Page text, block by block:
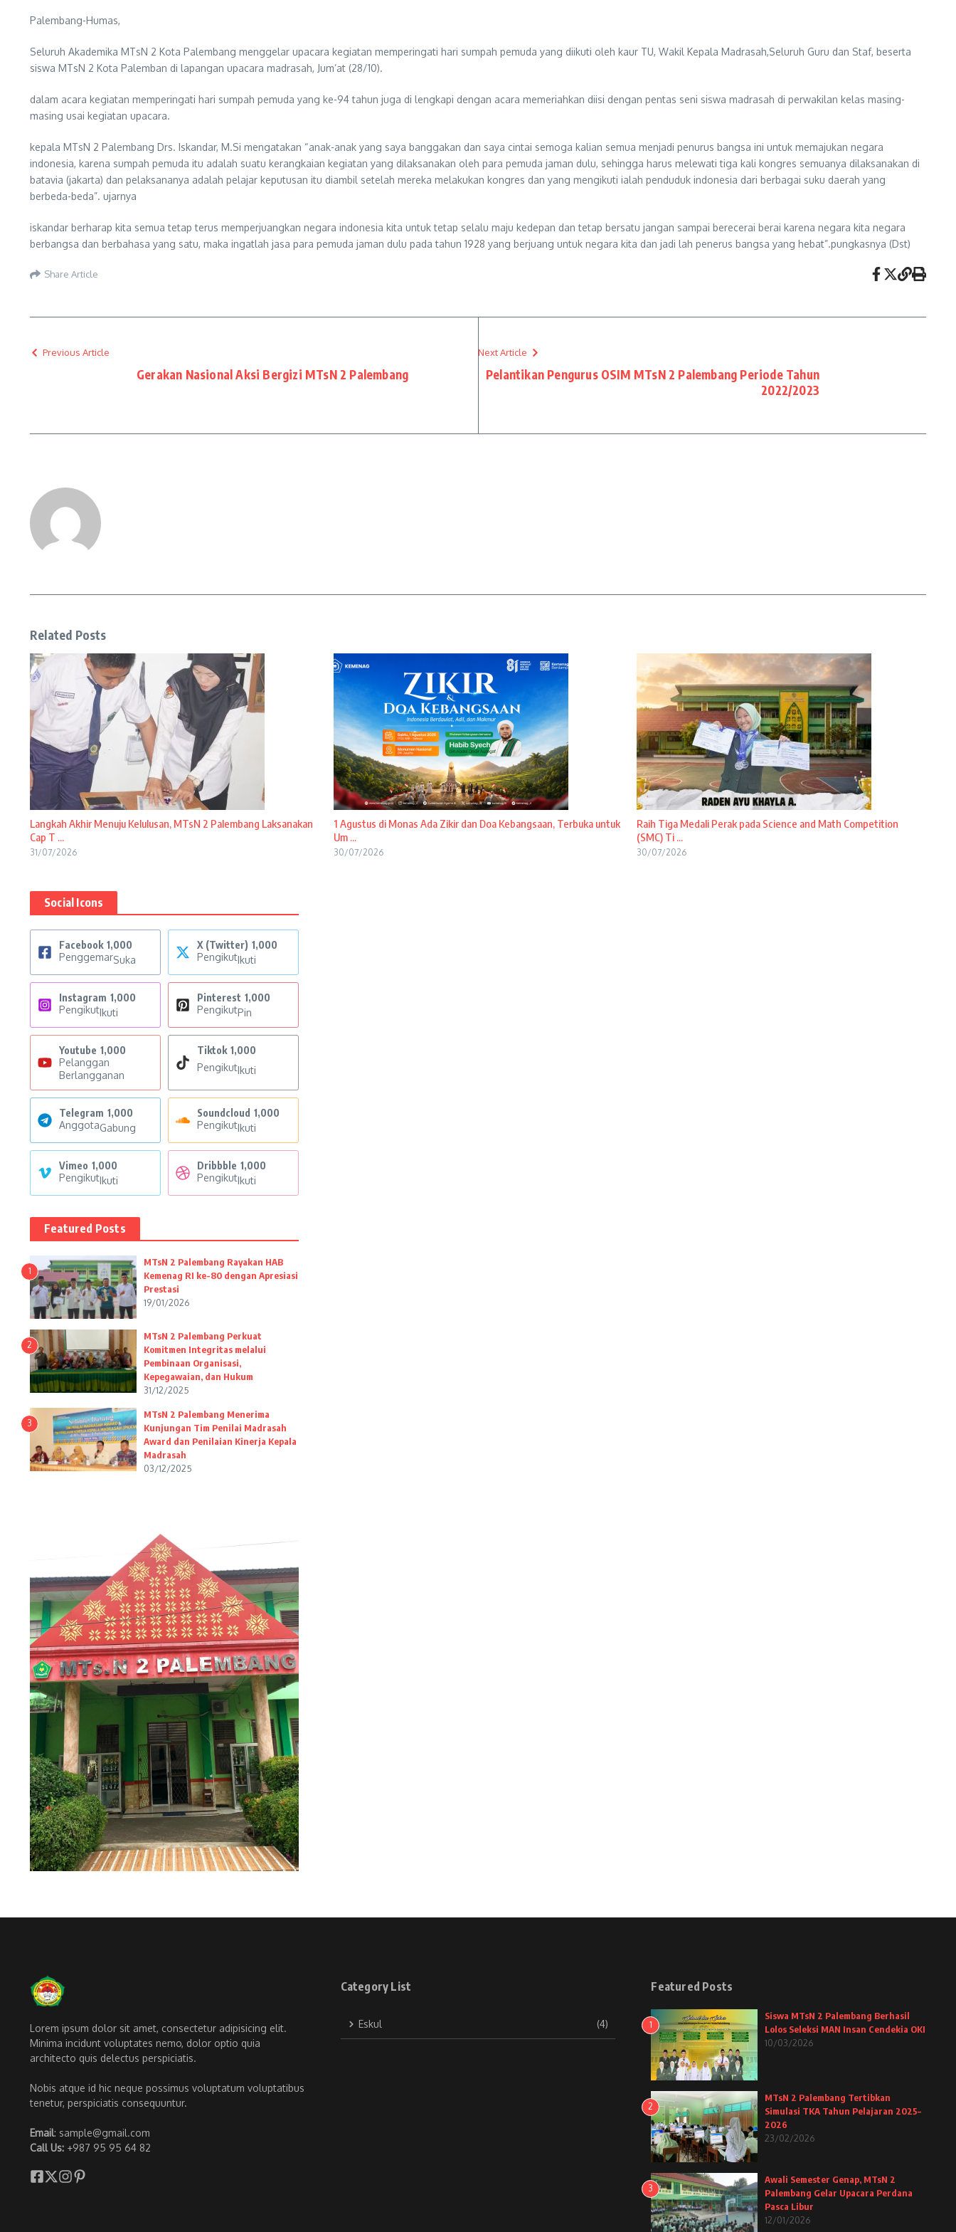
Palembang-Humas,
Seluruh Akademika MTsN 2 Kota Palembang menggelar upacara kegiatan memperingati hari sumpah pemuda yang diikuti oleh kaur TU, Wakil Kepala Madrasah,Seluruh Guru dan Staf, beserta
siswa MTsN 2 Kota Palemban di lapangan upacara madrasah, Jum’at (28/10).
dalam acara kegiatan memperingati hari sumpah pemuda yang ke-94 tahun juga di lengkapi dengan acara memeriahkan diisi dengan pentas seni siswa madrasah di perwakilan kelas masing-
masing usai kegiatan upacara.
kepala MTsN 2 Palembang Drs. Iskandar, M.Si mengatakan “anak-anak yang saya banggakan dan saya cintai semoga kalian semua menjadi penurus bangsa ini untuk memajukan negara
indonesia, karena sumpah pemuda itu adalah suatu kerangkaian kegiatan yang dilaksanakan oleh para pemuda jaman dulu, sehingga harus melewati tiga kali kongres semuanya dilaksanakan di
batavia (jakarta) dan pelaksananya adalah pelajar keputusan itu diambil setelah mereka melakukan kongres dan yang mengikuti ialah penduduk indonesia dari berbagai suku daerah yang
berbeda-beda”. ujarnya
iskandar berharap kita semua tetap terus memperjuangkan negara indonesia kita untuk tetap selalu maju kedepan dan tetap bersatu jangan sampai berecerai berai karena negara kita negara
berbangsa dan berbahasa yang satu, maka ingatlah jasa para pemuda jaman dulu pada tahun 1928 yang berjuang untuk negara kita dan jadi lah penerus bangsa yang hebat”.pungkasnya (Dst)
Share Article
Previous Article
Gerakan Nasional Aksi Bergizi MTsN 2 Palembang
Next Article
Pelantikan Pengurus OSIM MTsN 2 Palembang Periode Tahun
2022/2023
Related Posts
Langkah Akhir Menuju Kelulusan, MTsN 2 Palembang Laksanakan
Cap T ...
31/07/2026
1 Agustus di Monas Ada Zikir dan Doa Kebangsaan, Terbuka untuk
Um ...
30/07/2026
Raih Tiga Medali Perak pada Science and Math Competition
(SMC) Ti ...
30/07/2026
Social Icons
Facebook 1,000
PenggemarSuka
X (Twitter) 1,000
PengikutIkuti
Instagram 1,000
PengikutIkuti
Pinterest 1,000
PengikutPin
Youtube 1,000
Pelanggan
Berlangganan
Tiktok 1,000
PengikutIkuti
Telegram 1,000
AnggotaGabung
Soundcloud 1,000
PengikutIkuti
Vimeo 1,000
PengikutIkuti
Dribbble 1,000
PengikutIkuti
Featured Posts
1
MTsN 2 Palembang Rayakan HAB
Kemenag RI ke-80 dengan Apresiasi
Prestasi
19/01/2026
2
MTsN 2 Palembang Perkuat
Komitmen Integritas melalui
Pembinaan Organisasi,
Kepegawaian, dan Hukum
31/12/2025
3
MTsN 2 Palembang Menerima
Kunjungan Tim Penilai Madrasah
Award dan Penilaian Kinerja Kepala
Madrasah
03/12/2025
Lorem ipsum dolor sit amet, consectetur adipisicing elit.
Minima incidunt voluptates nemo, dolor optio quia
architecto quis delectus perspiciatis.
Nobis atque id hic neque possimus voluptatum voluptatibus
tenetur, perspiciatis consequuntur.
Email: sample@gmail.com
Call Us: +987 95 95 64 82
Category List
Eskul (4)
Featured Posts
1
Siswa MTsN 2 Palembang Berhasil
Lolos Seleksi MAN Insan Cendekia OKI
10/03/2026
2
MTsN 2 Palembang Tertibkan
Simulasi TKA Tahun Pelajaran 2025–
2026
23/02/2026
3
Awali Semester Genap, MTsN 2
Palembang Gelar Upacara Perdana
Pasca Libur
12/01/2026